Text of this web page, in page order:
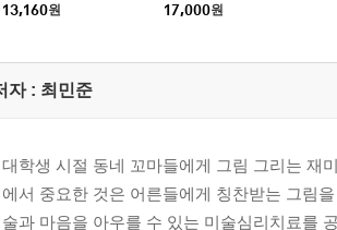
의 꿈을 찾아주고 싶어요
판정을 받았어요, 어떻게 하죠?
랑 교사를 만나면 자책하게 돼요
아이를 잘못 키우고 있을까봐 두려워요
리 노력해도 아이가 변하지 않아요
13,160원 17,000원
자 : 최민준
대학생 시절 동네 꼬마들에게 그림 그리는 재
에서 중요한 것은 어른들에게 칭찬받는 그림
술과 마음을 아우를 수 있는 미술심리치료를